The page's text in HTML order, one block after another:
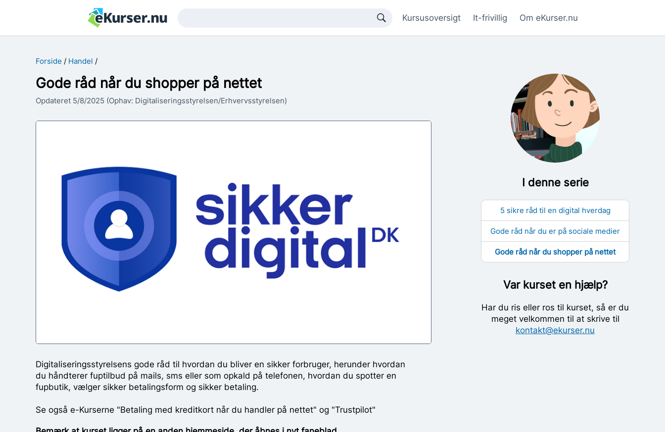
Søg Kursusoversigt It-frivillig Om eKurser.nu
Forside Handel
Gode råd når du shopper på nettet
Opdateret 5/8/2025 (Ophav: Digitaliseringsstyrelsen/Erhvervsstyrelsen)
Digitaliseringsstyrelsens gode råd til hvordan du bliver en sikker forbruger, herunder hvordan
du håndterer fuptilbud på mails, sms eller som opkald på telefonen, hvordan du spotter en
fupbutik, vælger sikker betalingsform og sikker betaling.
Se også e-Kurserne "Betaling med kreditkort når du handler på nettet" og "Trustpilot"
I denne serie
5 sikre råd til en digital hverdag
Gode råd når du er på sociale medier
Gode råd når du shopper på nettet
Var kurset en hjælp?
Har du ris eller ros til kurset, så er du
meget velkommen til at skrive til
kontakt@ekurser.nu